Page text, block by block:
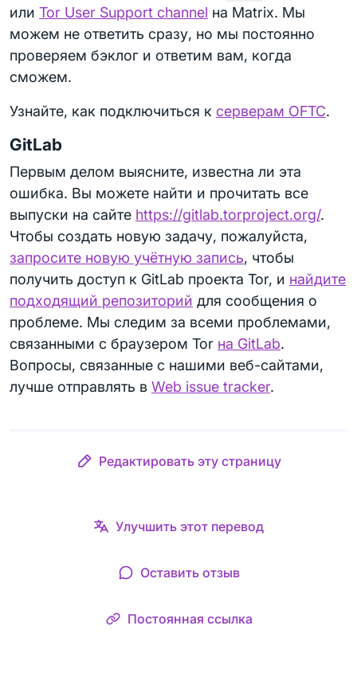
или Tor User Support channel на Matrix. Мы
можем не ответить сразу, но мы постоянно
проверяем бэклог и ответим вам, когда
сможем.
Узнайте, как подключиться к серверам OFTC.
GitLab
Первым делом выясните, известна ли эта
ошибка. Вы можете найти и прочитать все
выпуски на сайте https://gitlab.torproject.org/.
Чтобы создать новую задачу, пожалуйста,
запросите новую учётную запись, чтобы
получить доступ к GitLab проекта Tor, и найдите
подходящий репозиторий для сообщения о
проблеме. Мы следим за всеми проблемами,
связанными с браузером Tor на GitLab.
Вопросы, связанные с нашими веб-сайтами,
лучше отправлять в Web issue tracker.
Редактировать эту страницу
Улучшить этот перевод
Оставить отзыв
Постоянная ссылка